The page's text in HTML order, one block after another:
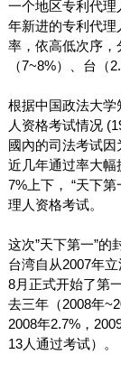
一个地区专利代
年新进的专利代理
率，依高低次序，
（7~8%）、台（
根据中国政法大学
人资格考试情况
國內的司法考试
近几年通过率大
7%上下， “天下第
理人资格考试。
这次”天下第一”的
台湾自从2007年
8月正式开始了第
去三年（2008年
2008年2.7%，
13人通过考试）。